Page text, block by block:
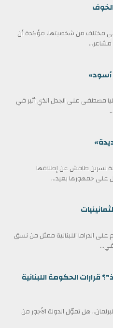
مختلف من شخصيتها، مؤكدة أن
مشاعر...
أسود»
مصطفى على الجدل الذي أثير في
نسرين طافش عن إطلاقها
على جمهورها بعيد...
الدراما اللبنانية ممثل من نسق
قرارات الحكومة اللبنانية
هل تموّل الدولة الأجور من